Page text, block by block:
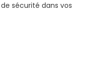
sécurité dans vos